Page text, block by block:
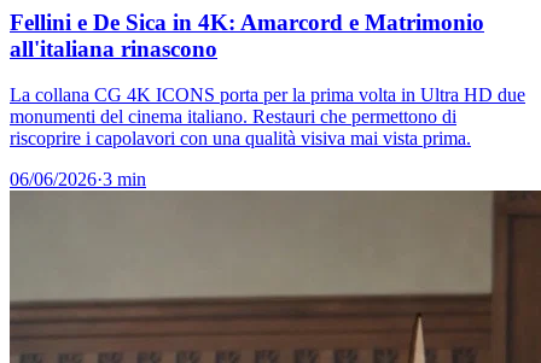
Fellini e De Sica in 4K: Amarcord e Matrimonio
all'italiana rinascono
La collana CG 4K ICONS porta per la prima volta in Ultra HD due
monumenti del cinema italiano. Restauri che permettono di
riscoprire i capolavori con una qualità visiva mai vista prima.
06/06/2026·3 min